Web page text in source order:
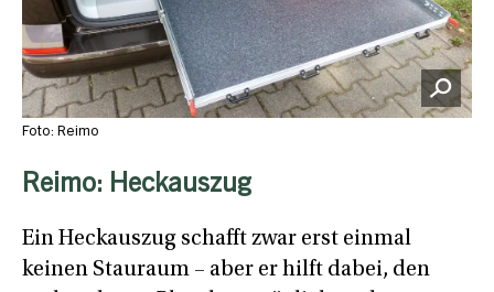
Foto: Reimo
Reimo: Heckauszug
Ein Heckauszug schafft zwar erst einmal
keinen Stauraum – aber er hilft dabei, den